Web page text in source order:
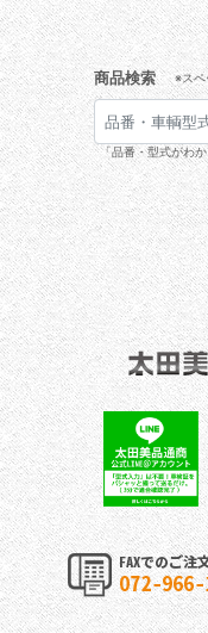
商品検索 ※スペ
「品番・型式がわ